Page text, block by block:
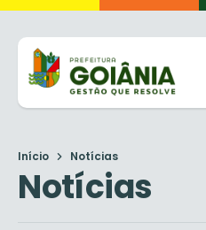
Início Notícias
Notícias